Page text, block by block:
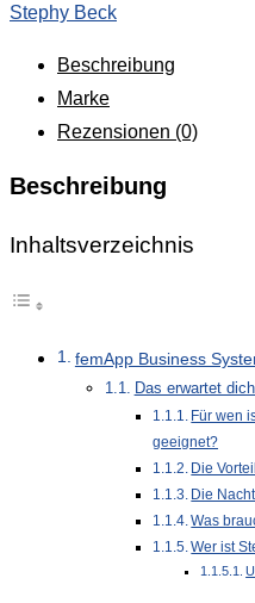
Stephy Beck
Beschreibung
Marke
Rezensionen (0)
Beschreibung
Inhaltsverzeichnis
femApp Business
Das erwartet
Für wen
geeignet?
Die
Die
Was
Wer ist